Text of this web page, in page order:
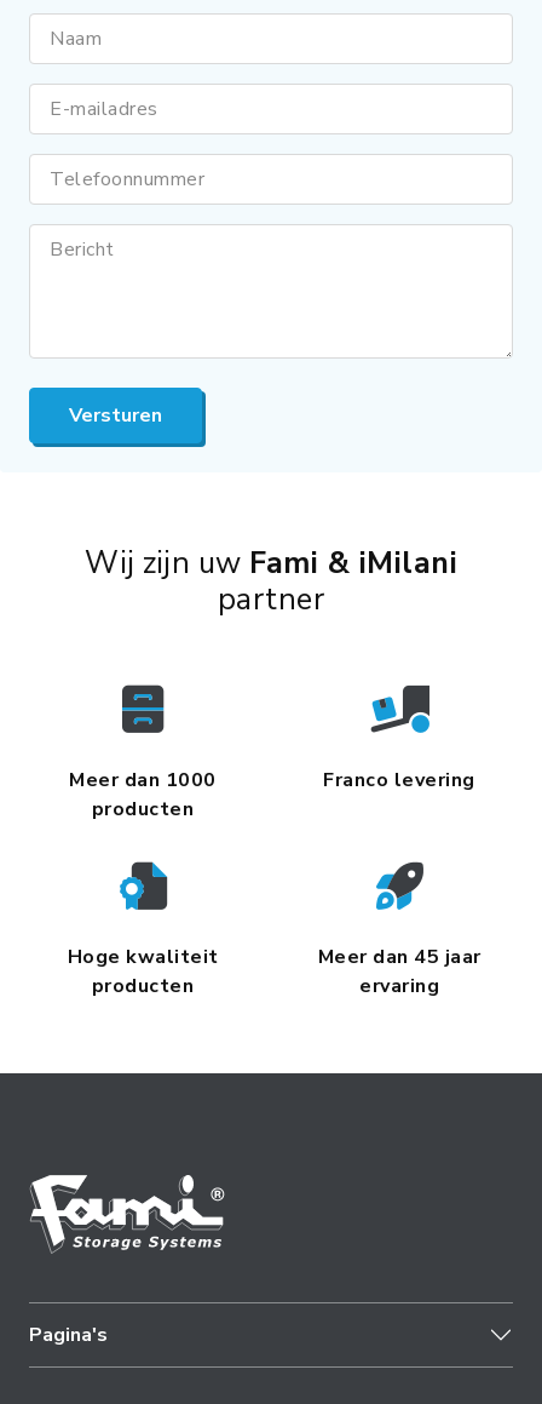
Naam
E-mailadres
Telefoonnummer
Bericht
Versturen
Wij zijn uw Fami & iMilani
partner
Meer dan 1000
producten
Franco levering
Hoge kwaliteit
producten
Meer dan 45 jaar
ervaring
Pagina's